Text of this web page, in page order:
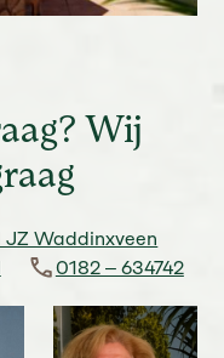
Wij
JZ Waddinxveen
0182 – 634742